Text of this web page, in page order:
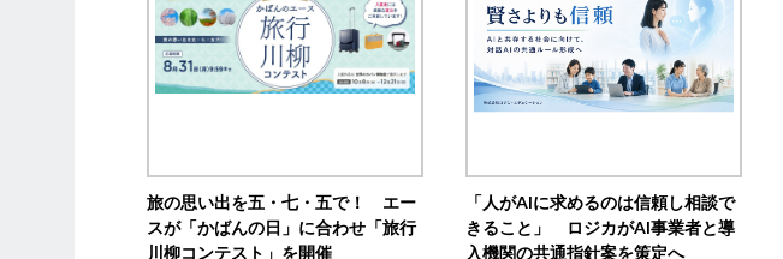
旅の思い出を五・七・五で！ エー
スが「かばんの日」に合わせ「旅行
川柳コンテスト」を開催
「人がAIに求めるのは信頼し相談で
きること」 ロジカがAI事業者と導
入機関の共通指針案を策定へ